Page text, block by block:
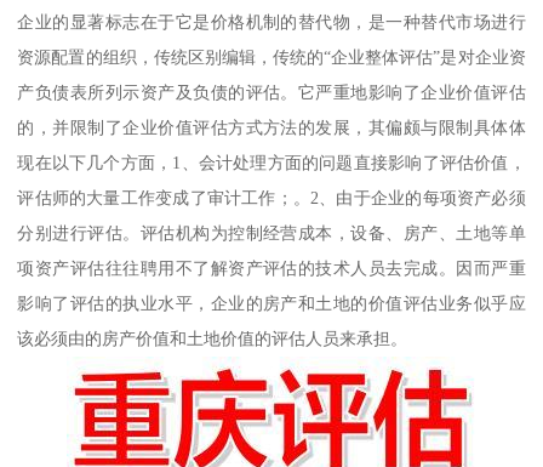
企业的显著标志在于它是价格机制的替代物，是一种替代市场进行
资源配置的组织，传统区别编辑，传统的“企业整体评估”是对企业资
产负债表所列示资产及负债的评估。它严重地影响了企业价值评估
的，并限制了企业价值评估方式方法的发展，其偏颇与限制具体体
现在以下几个方面，1、会计处理方面的问题直接影响了评估价值，
评估师的大量工作变成了审计工作；。2、由于企业的每项资产必须
分别进行评估。评估机构为控制经营成本，设备、房产、土地等单
项资产评估往往聘用不了解资产评估的技术人员去完成。因而严重
影响了评估的执业水平，企业的房产和土地的价值评估业务似乎应
该必须由的房产价值和土地价值的评估人员来承担。